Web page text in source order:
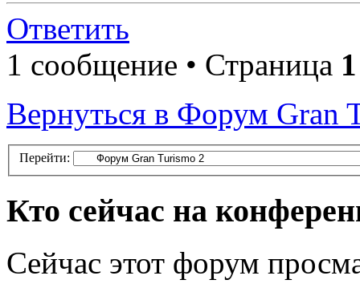
Ответить
1 сообщение • Страница 1
Вернуться в Форум Gran
Перейти:
Кто сейчас на
Сейчас этот форум